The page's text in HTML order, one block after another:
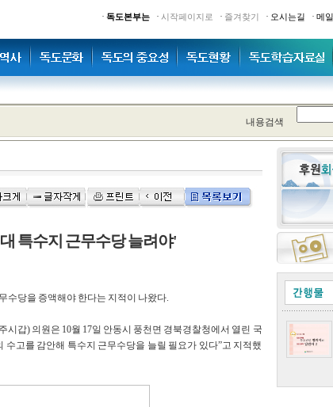
· 독도본부는 · 시작페이지로 · 즐겨찾기 · 오시는길 · 메
내용검색
특수지 근무수당 늘려야'
수당을 증액해야 한다는 지적이 나왔다.
갑) 의원은 10월 17일 안동시 풍천면 경북경찰청에서 열린 국
고를 감안해 특수지 근무수당을 늘릴 필요가 있다”고 지적했